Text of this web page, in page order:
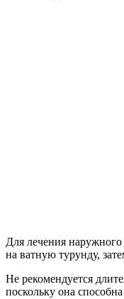
Для лечения
на ватную турунду,
Не рекомендуется
поскольку она